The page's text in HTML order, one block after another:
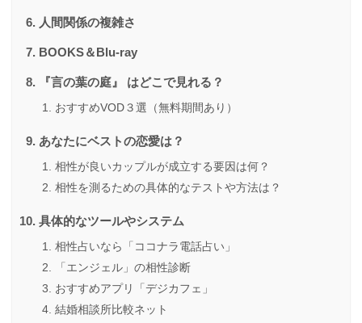
人間関係の複雑さ
BOOKS＆Blu-ray
『言の葉の庭』 はどこで見れる？
おすすめVOD３選（無料期間あり）
あなたにベストの恋愛は？
相性が良いカップルが成立する要因は何？
相性を測るための具体的なテストや方法は？
具体的なツールやシステム
相性占いなら「ココナラ電話占い」
「エンジェル」の相性診断
おすすめアプリ「デジカフェ」
結婚相談所比較ネット